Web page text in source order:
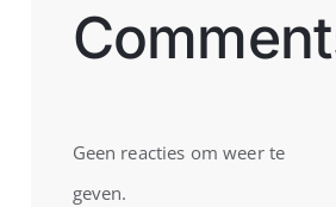
Geen reacties om weer te
geven.